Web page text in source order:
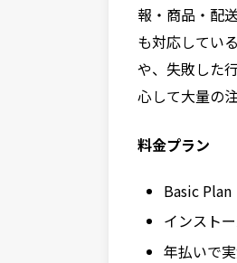
報・商品・配
も対応してい
や、失敗した
心して大量の
料金プラン
Basic Plan
インスト
年払いで